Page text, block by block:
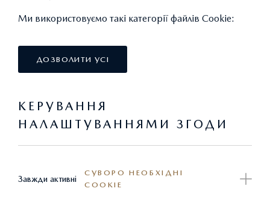
840.00 ГРН.*
Ми використовуємо такі категорії файлів Cookie:
ДОЗВОЛИТИ УСІ
КЕРУВАННЯ
НАЛАШТУВАННЯМИ ЗГОДИ
Завжди активні
СУВОРО НЕОБХІДНІ
COOKIE